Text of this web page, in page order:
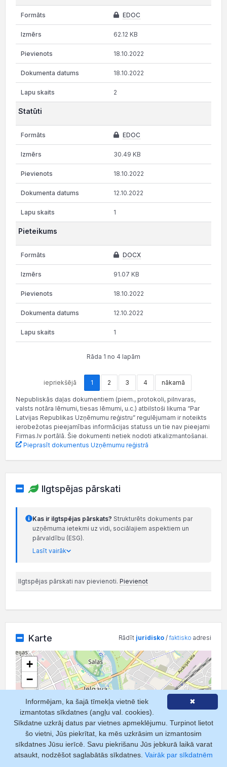
EDOC
62.12 KB
18.10.2022
18.10.2022
2
Statūti
EDOC
30.49 KB
18.10.2022
12.10.2022
1
Pieteikums
DOCX
91.07 KB
18.10.2022
12.10.2022
1
Rāda 1 no 4 lapām
iepriekšējā 1 2 3 4 nākamā
Nepubliskās daļas dokumentiem (piem., protokoli, pilnvaras,
valsts notāra lēmumi, tiesas lēmumi, u.c.) atbilstoši likuma “Par
Latvijas Republikas Uzņēmumu reģistru” regulējumam ir noteikts
ierobežotas pieejamības informācijas statuss un tie nav pieejami
Firmas.lv portālā. Šie dokumenti netiek nodoti atkalizmantošanai.
Pieprasīt dokumentus Uzņēmumu reģistrā
Ilgtspējas pārskati
Kas ir ilgtspējas pārskats? Strukturēts dokuments par
uzņēmuma ietekmi uz vidi, sociālajiem aspektiem un
pārvaldību (ESG).
Lasīt vairāk
Ilgtspējas pārskati nav pievienoti. Pievienot
Karte Rādīt juridisko /faktisko adresi
+
−
✖
Informējam, ka šajā tīmekļa vietnē tiek
izmantotas sīkdatnes (angļu val. cookies).
Sīkdatne uzkrāj datus par vietnes apmeklējumu. Turpinot lietot
šo vietni, Jūs piekrītat, ka mēs uzkrāsim un izmantosim
sīkdatnes Jūsu ierīcē. Savu piekrišanu Jūs jebkurā laikā varat
atsaukt, nodzēšot saglabātās sīkdatnes. Vairāk par sīkdatnēm